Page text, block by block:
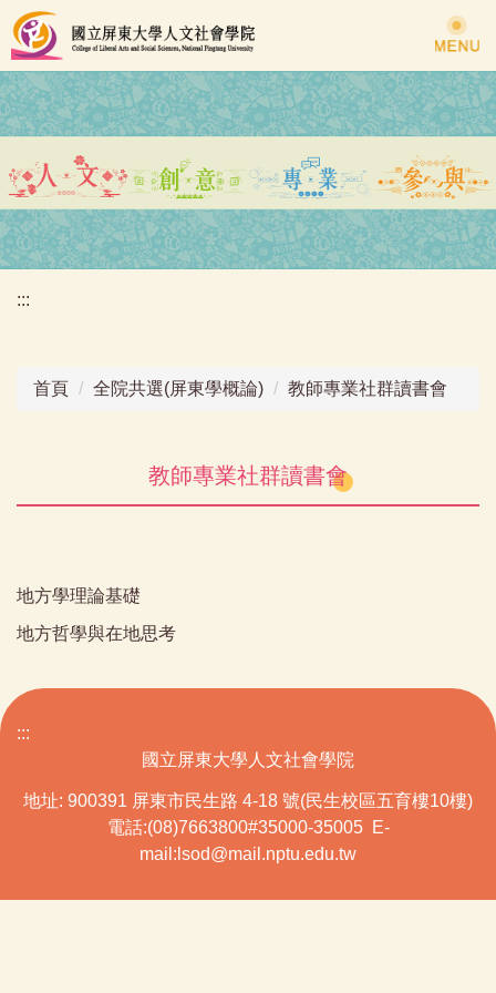
跳
到
主
要
內
區
:::
首頁 全院共選(屏東學概論) 教師專業社群讀書會
教師專業社群讀書會
地方學理論基礎
地方哲學與在地思考
:::
國立屏東大學人文社會學院
地址: 900391 屏東市民生路 4-18 號(民生校區五育樓10樓)
電話:(08)7663800#35000-35005 E-
mail:lsod@mail.nptu.edu.tw